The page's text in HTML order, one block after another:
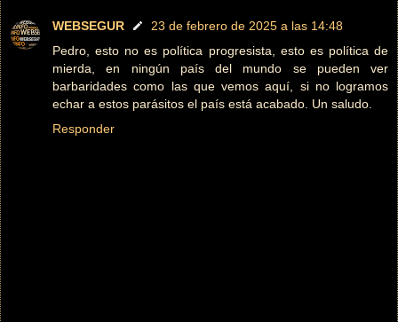
WEBSEGUR
23 de febrero de 2025 a las 14:48
Pedro, esto no es política progresista, esto es política de
mierda, en ningún país del mundo se pueden ver
barbaridades como las que vemos aquí, si no logramos
echar a estos parásitos el país está acabado. Un saludo.
Responder